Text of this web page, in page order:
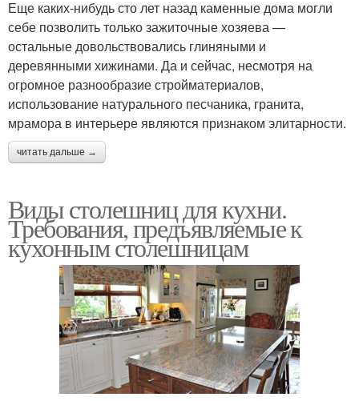
Еще каких-нибудь сто лет назад каменные дома могли
себе позволить только зажиточные хозяева —
остальные довольствовались глиняными и
деревянными хижинами. Да и сейчас, несмотря на
огромное разнообразие стройматериалов,
использование натурального песчаника, гранита,
мрамора в интерьере являются признаком элитарности.
читать дальше →
Виды столешниц для кухни.
Требования, предъявляемые к
кухонным столешницам